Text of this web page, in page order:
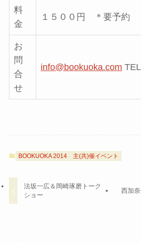
料
金
１５００円 ＊要予約
お
問
合
せ
info@bookuoka.com
BOOKUOKA 2014 主(共)催イベント
法坂一広＆岡崎琢磨トーク
ショー
西加